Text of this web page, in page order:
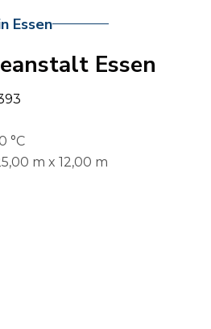
Essen
Essen
°C
m x 12,00 m